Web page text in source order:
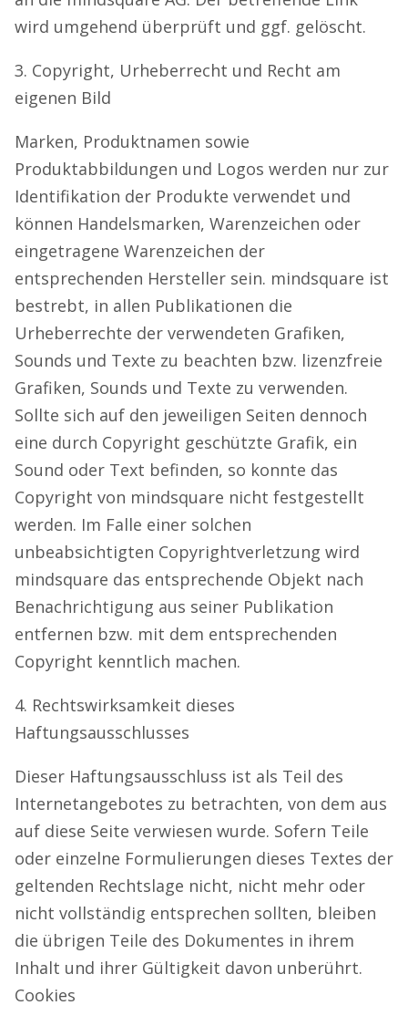
wird umgehend überprüft und ggf. gelöscht.
3. Copyright, Urheberrecht und Recht am
eigenen Bild
Marken, Produktnamen sowie
Produktabbildungen und Logos werden nur zur
Identifikation der Produkte verwendet und
können Handelsmarken, Warenzeichen oder
eingetragene Warenzeichen der
entsprechenden Hersteller sein. mindsquare ist
bestrebt, in allen Publikationen die
Urheberrechte der verwendeten Grafiken,
Sounds und Texte zu beachten bzw. lizenzfreie
Grafiken, Sounds und Texte zu verwenden.
Sollte sich auf den jeweiligen Seiten dennoch
eine durch Copyright geschützte Grafik, ein
Sound oder Text befinden, so konnte das
Copyright von mindsquare nicht festgestellt
werden. Im Falle einer solchen
unbeabsichtigten Copyrightverletzung wird
mindsquare das entsprechende Objekt nach
Benachrichtigung aus seiner Publikation
entfernen bzw. mit dem entsprechenden
Copyright kenntlich machen.
4. Rechtswirksamkeit dieses
Haftungsausschlusses
Dieser Haftungsausschluss ist als Teil des
Internetangebotes zu betrachten, von dem aus
auf diese Seite verwiesen wurde. Sofern Teile
oder einzelne Formulierungen dieses Textes der
geltenden Rechtslage nicht, nicht mehr oder
nicht vollständig entsprechen sollten, bleiben
die übrigen Teile des Dokumentes in ihrem
Inhalt und ihrer Gültigkeit davon unberührt.
Cookies